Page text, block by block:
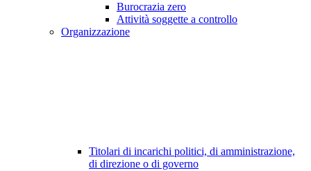
Burocrazia zero
Attività soggette a controllo
Organizzazione
Titolari di incarichi politici, di amministrazione,
di direzione o di governo